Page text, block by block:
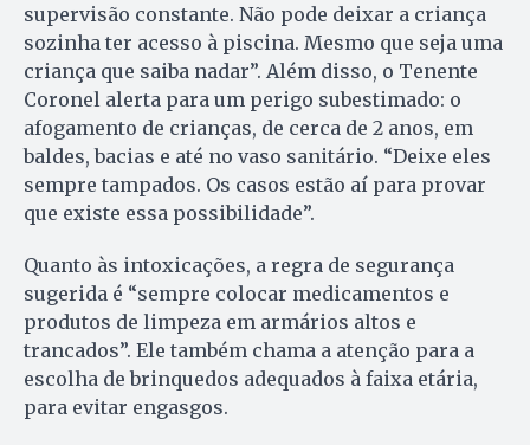
supervisão constante. Não pode deixar a criança
sozinha ter acesso à piscina. Mesmo que seja uma
criança que saiba nadar”. Além disso, o Tenente
Coronel alerta para um perigo subestimado: o
afogamento de crianças, de cerca de 2 anos, em
baldes, bacias e até no vaso sanitário. “Deixe eles
sempre tampados. Os casos estão aí para provar
que existe essa possibilidade”.
Quanto às intoxicações, a regra de segurança
sugerida é “sempre colocar medicamentos e
produtos de limpeza em armários altos e
trancados”. Ele também chama a atenção para a
escolha de brinquedos adequados à faixa etária,
para evitar engasgos.